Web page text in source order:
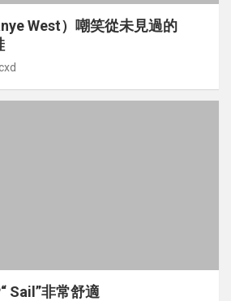
West）嘲笑從未見過的
Sail”非常舒適